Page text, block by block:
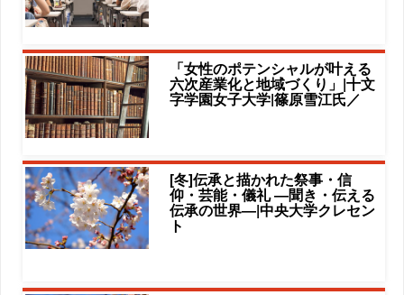
「女性のポテンシャルが叶える
六次産業化と地域づくり」|十文
字学園女子大学|篠原雪江氏／
[冬]伝承と描かれた祭事・信
仰・芸能・儀礼 ―聞き・伝える
伝承の世界―|中央大学クレセン
ト